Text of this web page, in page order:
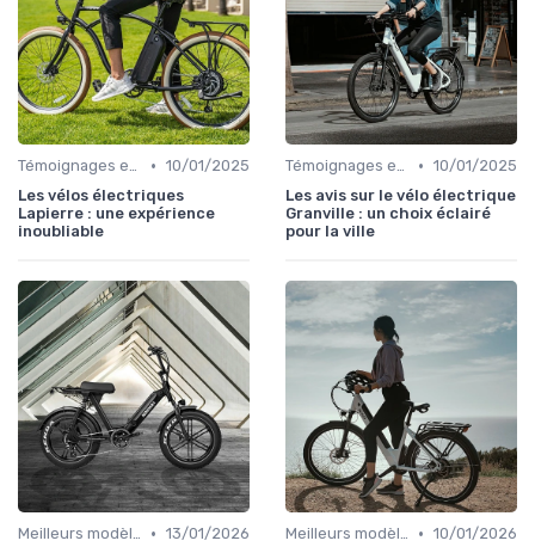
Témoignages et retours d'utilisateurs • 10/01/2025
Les vélos électriques
Lapierre : une expérience
inoubliable
Témoignages et retours d'utilisateurs • 10/01/2025
Les avis sur le vélo électrique
Granville : un choix éclairé
pour la ville
Meilleurs modèles et marques • 13/01/2026
Meilleurs modèles et marques • 10/01/2026